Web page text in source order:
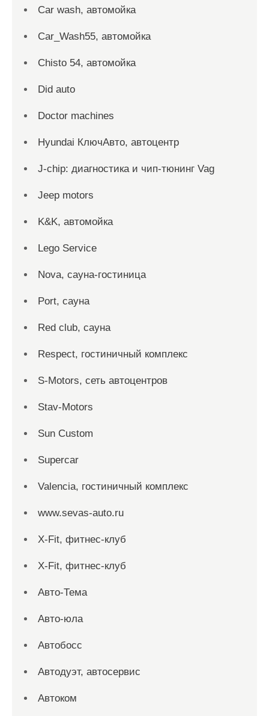
Car wash, автомойка
Car_Wash55, автомойка
Chisto 54, автомойка
Did auto
Doctor machines
Hyundai КлючАвто, автоцентр
J-chip: диагностика и чип-тюнинг Vag
Jeep motors
K&K, автомойка
Lego Service
Nova, сауна-гостиница
Port, сауна
Red сlub, сауна
Respect, гостиничный комплекс
S-Motors, сеть автоцентров
Stav-Motors
Sun Custom
Supercar
Valencia, гостиничный комплекс
www.sevas-auto.ru
X-Fit, фитнес-клуб
X-Fit, фитнес-клуб
Авто-Тема
Авто-юла
Автобосс
Автодуэт, автосервис
Автоком